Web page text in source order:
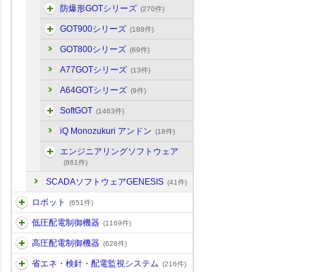
防爆形GOTシリーズ (270件)
GOT900シリーズ (188件)
GOT800シリーズ (69件)
A77GOTシリーズ (13件)
A64GOTシリーズ (9件)
SoftGOT (1463件)
iQ Monozukuri アンドン (18件)
エンジニアリングソフトウェア
(861件)
SCADAソフトウェアGENESIS (41件)
ロボット (651件)
低圧配電制御機器 (1169件)
高圧配電制御機器 (628件)
省エネ・検針・配電監視システム (216件)